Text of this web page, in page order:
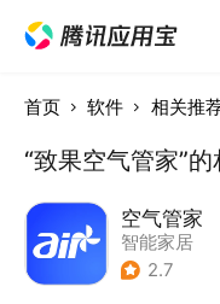
首页 软件 相关推
“致果空气管家”
空气管家
智能家居
2.7